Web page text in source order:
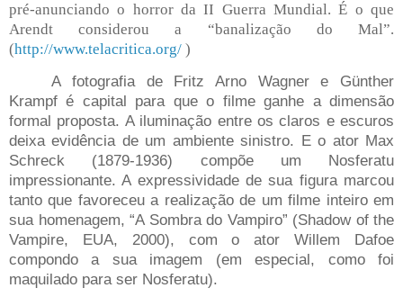
pré-anunciando o horror da II Guerra Mundial. É o que
Arendt considerou a “banalização do Mal”.
(http://www.telacritica.org/ )
A fotografia de Fritz Arno Wagner e Günther
Krampf é capital para que o filme ganhe a dimensão
formal proposta. A iluminação entre os claros e escuros
deixa evidência de um ambiente sinistro. E o ator Max
Schreck (1879-1936) compõe um Nosferatu
impressionante. A expressividade de sua figura marcou
tanto que favoreceu a realização de um filme inteiro em
sua homenagem, “A Sombra do Vampiro” (Shadow of the
Vampire, EUA, 2000), com o ator Willem Dafoe
compondo a sua imagem (em especial, como foi
maquilado para ser Nosferatu).